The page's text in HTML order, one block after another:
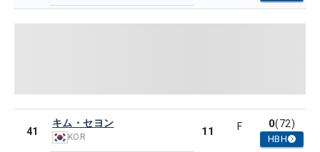
41
キム・セヨン
KOR 11 F 0(72)
HBH